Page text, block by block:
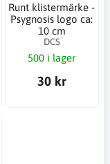
Runt klistermärke -
Psygnosis logo ca:
10 cm
DCS
500 i lager
30 kr